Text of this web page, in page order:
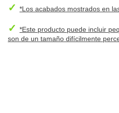
✓ *Los acabados mostrados en
✓ *Este producto puede incluir
son de un tamaño difícilmente